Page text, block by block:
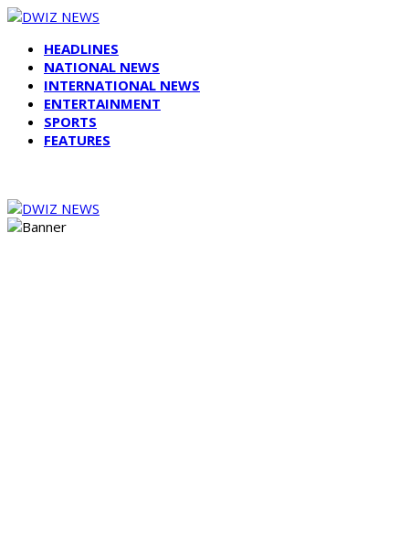
HEADLINES
NATIONAL NEWS
INTERNATIONAL NEWS
ENTERTAINMENT
SPORTS
FEATURES